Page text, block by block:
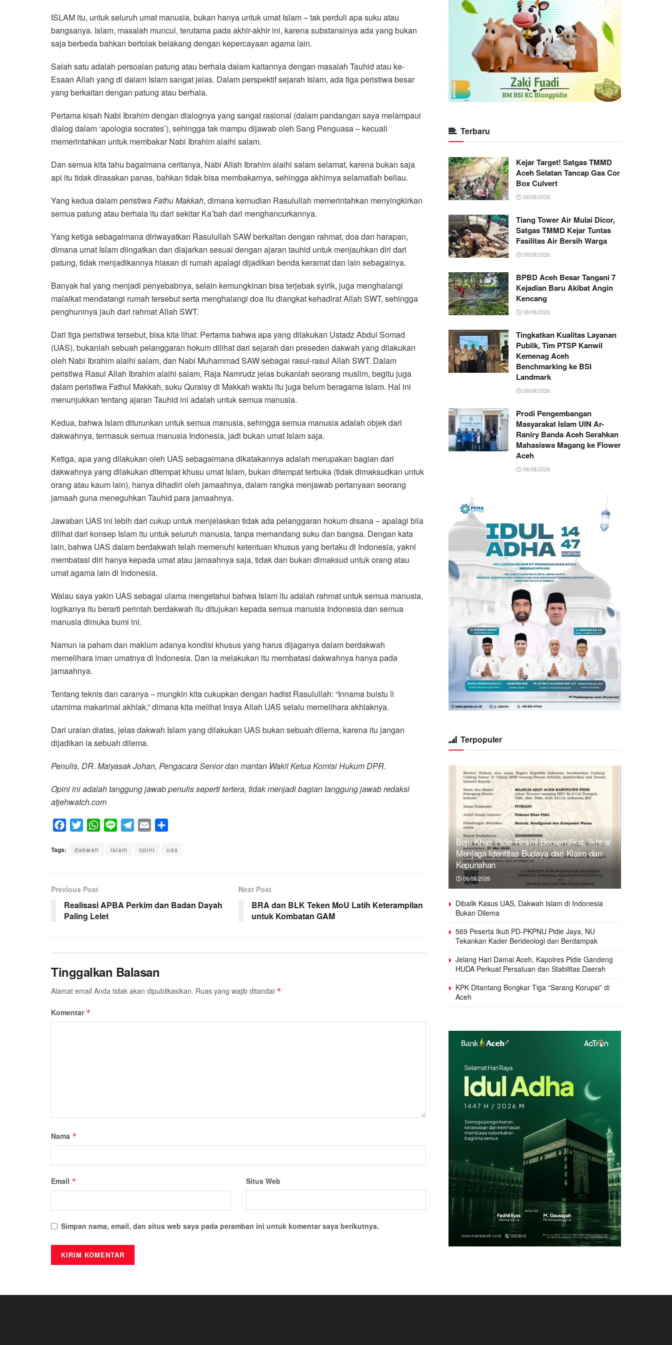
c
e
b
o
k
i
t
t
r
a
t
s
p
p
n
e
l
e
g
a
m
a
i
l
a
r
e
ISLAM itu, untuk seluruh umat manusia, bukan hanya untuk umat Islam – tak perduli apa suku atau
bangsanya. Islam, masalah muncul, terutama pada akhir-akhir ini, karena substansinya ada yang bukan
saja berbeda bahkan bertolak belakang dengan kepercayaan agama lain.
Salah satu adalah persoalan patung atau berhala dalam kaitannya dengan masalah Tauhid atau ke-
Esaan Allah yang di dalam Islam sangat jelas. Dalam perspektif sejarah Islam, ada tiga peristiwa besar
yang berkaitan dengan patung atau berhala.
Pertama kisah Nabi Ibrahim dengan dialognya yang sangat rasional (dalam pandangan saya melampaui
dialog dalam ‘apologia socrates’), sehingga tak mampu dijawab oleh Sang Penguasa – kecuali
memerintahkan untuk membakar Nabi Ibrahim alaihi salam.
Dan semua kita tahu bagaimana ceritanya, Nabi Allah Ibrahim alaihi salam selamat, karena bukan saja
api itu tidak dirasakan panas, bahkan tidak bisa membakarnya, sehingga akhirnya selamatlah beliau.
Yang kedua dalam peristiwaFathu Makkah, dimana kemudian Rasulullah memerintahkan menyingkirkan
semua patung atau berhala itu dari sekitar Ka’bah dari menghancurkannya.
Yang ketiga sebagaimana diriwayatkan Rasulullah SAW berkaitan dengan rahmat, doa dan harapan,
dimana umat Islam diingatkan dan diajarkan sesuai dengan ajaran tauhid untuk menjauhkan diri dari
patung, tidak menjadikannya hiasan di rumah apalagi dijadikan benda keramat dan lain sebagainya.
Banyak hal yang menjadi penyebabnya, selain kemungkinan bisa terjebak syirik, juga menghalangi
malaikat mendatangi rumah tersebut serta menghalangi doa itu diangkat kehadirat Allah SWT, sehingga
penghuninya jauh dari rahmat Allah SWT.
Dari tiga peristiwa tersebut, bisa kita lihat: Pertama bahwa apa yang dilakukan Ustadz Abdul Somad
(UAS), bukanlah sebuah pelanggaran hokum dilihat dari sejarah dan preseden dakwah yang dilakukan
oleh Nabi Ibrahim alaihi salam, dan Nabi Muhammad SAW sebagai rasul-rasul Allah SWT. Dalam
peristiwa Rasul Allah Ibrahim alaihi salam, Raja Namrudz jelas bukanlah seorang muslim, begitu juga
dalam peristiwa Fathul Makkah, suku Quraisy di Makkah waktu itu juga belum beragama Islam. Hal ini
menunjukkan tentang ajaran Tauhid ini adalah untuk semua manusia.
Kedua, bahwa Islam diturunkan untuk semua manusia, sehingga semua manusia adalah objek dari
dakwahnya, termasuk semua manusia Indonesia, jadi bukan umat Islam saja.
Ketiga, apa yang dilakukan oleh UAS sebagaimana dikatakannya adalah merupakan bagian dari
dakwahnya yang dilakukan ditempat khusu umat Islam, bukan ditempat terbuka (tidak dimaksudkan untuk
orang atau kaum lain), hanya dihadiri oleh jamaahnya, dalam rangka menjawab pertanyaan seorang
jamaah guna meneguhkan Tauhid para jamaahnya.
Jawaban UAS ini lebih dari cukup untuk menjelaskan tidak ada pelanggaran hokum disana – apalagi bila
dilihat dari konsep Islam itu untuk seluruh manusia, tanpa memandang suku dan bangsa. Dengan kata
lain, bahwa UAS dalam berdakwah telah memenuhi ketentuan khusus yang berlaku di Indonesia, yakni
membatasi diri hanya kepada umat atau jamaahnya saja, tidak dan bukan dimaksud untuk orang atau
umat agama lain di Indonesia.
Walau saya yakin UAS sebagai ulama mengetahui bahwa Islam itu adalah rahmat untuk semua manusia,
logikanya itu berarti perintah berdakwah itu ditujukan kepada semua manusia Indonesia dan semua
manusia dimuka bumi ini.
Namun ia paham dan maklum adanya kondisi khusus yang harus dijaganya dalam berdakwah
memelihara iman umatnya di Indonesia. Dan ia melakukan itu membatasi dakwahnya hanya pada
jamaahnya.
Tentang teknis dan caranya – mungkin kita cukupkan dengan hadist Rasulullah: “Innama buistu li
utamima makarimal akhlak,” dimana kita melihat Insya Allah UAS selalu memelihara akhlaknya.
Dari uraian diatas, jelas dakwah Islam yang dilakukan UAS bukan sebuah dilema, karena itu jangan
dijadikan ia sebuah dilema.
Penulis, DR. Maiyasak Johan, Pengacara Senior dan mantan Wakil Ketua Komisi Hukum DPR.
Opini ini adalah tanggung jawab penulis seperti tertera, tidak menjadi bagian tanggung jawab redaksi
atjehwatch.com
o
o
k
i
e
r
W
p
p
n
a
a
a
Tags: dakwah islam opini uas
Previous Post
Realisasi APBA Perkim dan Badan Dayah
Paling Lelet
Next Post
BRA dan BLK Teken MoU Latih Keterampilan
untuk Kombatan GAM
Tinggalkan Balasan
Alamat email Anda tidak akan dipublikasikan. Ruas yang wajib ditandai *
Komentar *
Nama *
Email * Situs Web
Simpan nama, email, dan situs web saya pada peramban ini untuk komentar saya berikutnya.
Terbaru
Kejar Target! Satgas TMMD
Aceh Selatan Tancap Gas Cor
Box Culvert
08/08/2026
Tiang Tower Air Mulai Dicor,
Satgas TMMD Kejar Tuntas
Fasilitas Air Bersih Warga
08/08/2026
BPBD Aceh Besar Tangani 7
Kejadian Baru Akibat Angin
Kencang
08/08/2026
Tingkatkan Kualitas Layanan
Publik, Tim PTSP Kanwil
Kemenag Aceh
Benchmarking ke BSI
Landmark
08/08/2026
Prodi Pengembangan
Masyarakat Islam UIN Ar-
Raniry Banda Aceh Serahkan
Mahasiswa Magang ke Flower
Aceh
08/08/2026
Terpopuler
Baju Khas Pidie Resmi Bersertifikat, Ikhtiar
Menjaga Identitas Budaya dari Klaim dan
Kepunahan
06/08/2026
Dibalik Kasus UAS, Dakwah Islam di Indonesia
Bukan Dilema
569 Peserta Ikuti PD-PKPNU Pidie Jaya, NU
Tekankan Kader Berideologi dan Berdampak
Jelang Hari Damai Aceh, Kapolres Pidie Gandeng
HUDA Perkuat Persatuan dan Stabilitas Daerah
KPK Ditantang Bongkar Tiga “Sarang Korupsi” di
Aceh